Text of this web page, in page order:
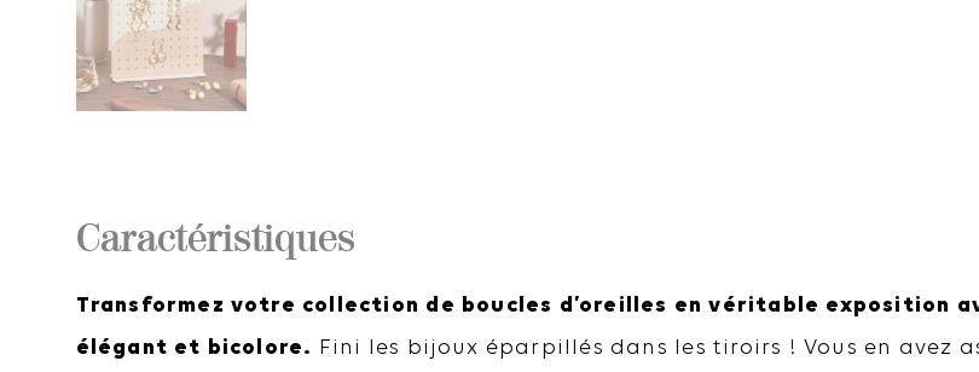
Caractéristiques
Transformez votre collection de boucles d’oreilles en véritable exposition
élégant et bicolore. Fini les bijoux éparpillés dans les tiroirs ! Vous en avez